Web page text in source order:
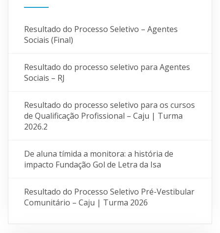
Resultado do Processo Seletivo – Agentes
Sociais (Final)
Resultado do processo seletivo para Agentes
Sociais – RJ
Resultado do processo seletivo para os cursos
de Qualificação Profissional – Caju | Turma
2026.2
De aluna tímida a monitora: a história de
impacto Fundação Gol de Letra da Isa
Resultado do Processo Seletivo Pré-Vestibular
Comunitário – Caju | Turma 2026